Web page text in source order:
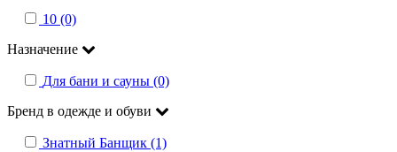
10 (0)
Назначение
Для бани и сауны (0)
Бренд в одежде и обуви
Знатный Банщик (1)